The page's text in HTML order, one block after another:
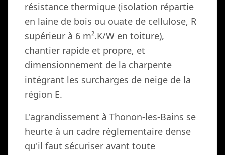
résistance thermique (isolation répartie
en laine de bois ou ouate de cellulose, R
supérieur à 6 m².K/W en toiture),
chantier rapide et propre, et
dimensionnement de la charpente
intégrant les surcharges de neige de la
région E.
L'agrandissement à Thonon-les-Bains se
heurte à un cadre réglementaire dense
qu'il faut sécuriser avant toute